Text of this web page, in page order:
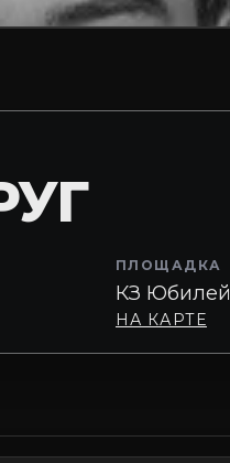
ПЛОЩАДКА
КЗ
НА КАРТЕ